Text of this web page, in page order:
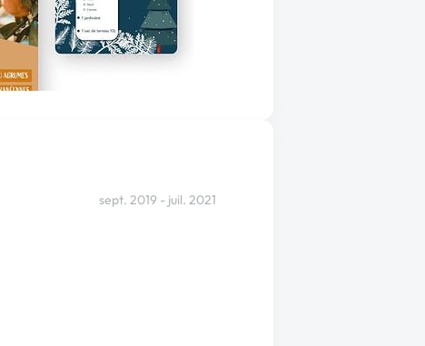
sept. 2019 - juil. 2021